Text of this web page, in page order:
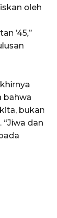
oleh
’45,”
bahwa
bukan
dan